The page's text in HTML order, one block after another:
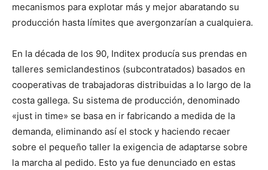
mecanismos para explotar más y mejor abaratando su
producción hasta límites que avergonzarían a cualquiera.
En la década de los 90, Inditex producía sus prendas en
talleres semiclandestinos (subcontratados) basados en
cooperativas de trabajadoras distribuidas a lo largo de la
costa gallega. Su sistema de producción, denominado
«just in time» se basa en ir fabricando a medida de la
demanda, eliminando así el stock y haciendo recaer
sobre el pequeño taller la exigencia de adaptarse sobre
la marcha al pedido. Esto ya fue denunciado en estas